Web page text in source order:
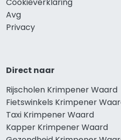
Cookieverklaring
Avg
Privacy
Direct naar
Rijscholen Krimpener Waard
Fietswinkels Krimpener
Taxi Krimpener Waard
Kapper Krimpener Waard